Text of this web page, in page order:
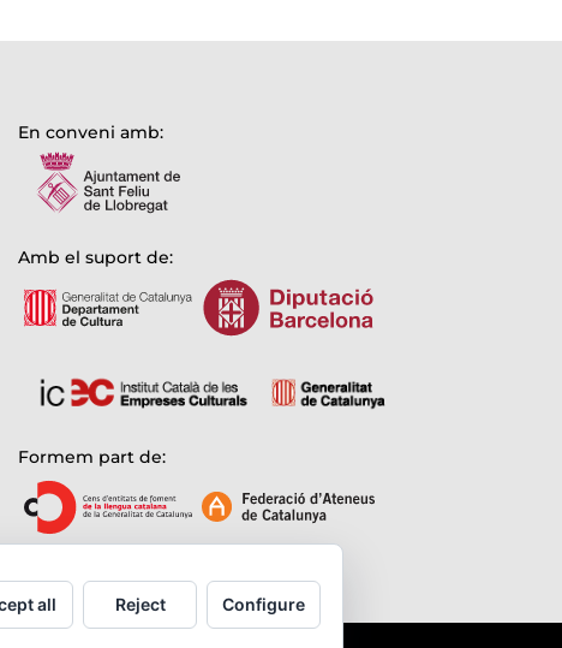
En conveni amb:
Amb el suport de:
Formem part de:
all Reject Configure